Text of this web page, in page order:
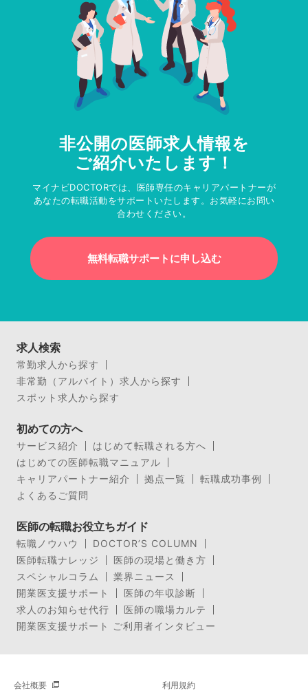
非公開の医師求人情報を
ご紹介いたします！
マイナビDOCTORでは、医師専任のキャリアパートナーが
あなたの転職活動をサポートいたします。お気軽にお問い
合わせください。
無料転職サポートに申し込む
求人検索
常勤求人から探す
非常勤（アルバイト）求人から探す
スポット求人から探す
初めての方へ
サービス紹介
はじめて転職される方へ
はじめての医師転職マニュアル
キャリアパートナー紹介
拠点一覧
転職成功事例
よくあるご質問
医師の転職お役立ちガイド
転職ノウハウ
DOCTOR’S COLUMN
医師転職ナレッジ
医師の現場と働き方
スペシャルコラム
業界ニュース
開業医支援サポート
医師の年収診断
求人のお知らせ代行
医師の職場カルテ
開業医支援サポート ご利用者インタビュー
会社概要 利用規約